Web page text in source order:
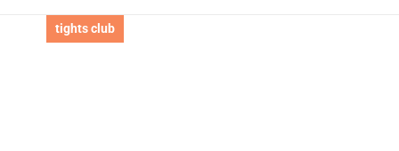
tights club